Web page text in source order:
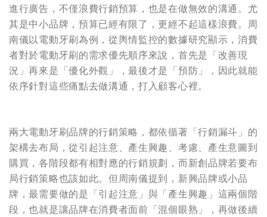
進行廣告，不僅浪費行銷預算，也是在做無效的溝通。尤
其是中小品牌，預算已經有限了，更經不起這樣浪費。周
南儀以電動牙刷為例，從輿情監控的數據研究顯示，消費
者對於電動牙刷的需求優先順序來說，首先是「改善現
況」再來是「優化外觀」，最後才是「預防」，因此就能
依序針對這些痛點去做溝通，打入顧客心裡。
兩大電動牙刷品牌的行銷策略，都依循著「行銷漏斗」的
架構去布局，從引起注意、產生興趣、考慮、產生意圖到
購買，各階段都有相對應的行銷規劃，而新創品牌若要布
局行銷策略也該如此。但周南儀提到，新興品牌或小品
牌，最需要做的是「引起注意」與「產生興趣」這兩個階
段，也就是讓品牌在消費者面前「混個眼熟」，再做後續